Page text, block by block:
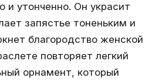
и утонченно. Он украсит
запястье тоненьким и
благородство женской
повторяет легкий
орнамент, который